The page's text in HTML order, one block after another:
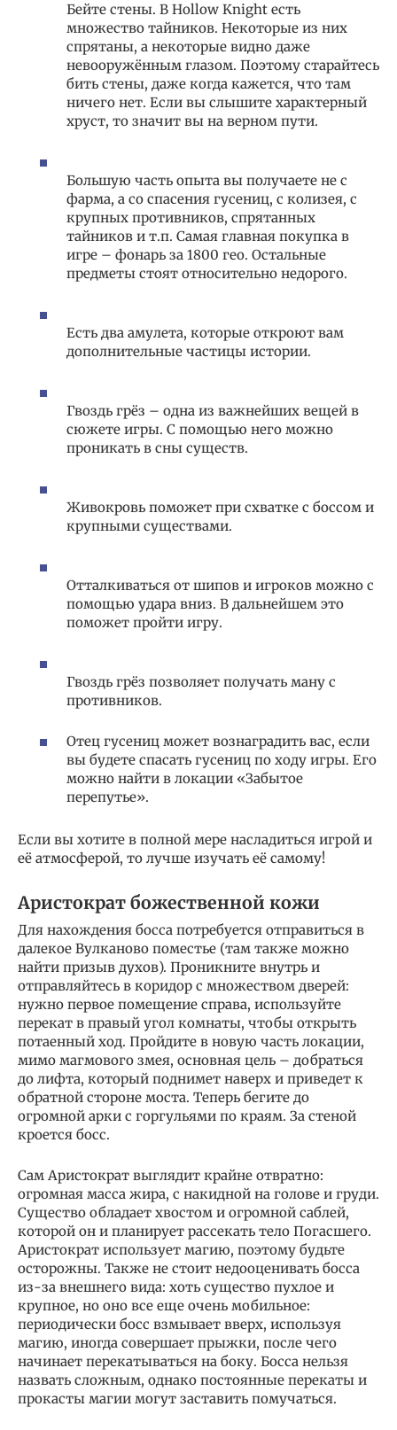
Бейте стены. В Hollow Knight есть
множество тайников. Некоторые из них
спрятаны, а некоторые видно даже
невооружённым глазом. Поэтому старайтесь
бить стены, даже когда кажется, что там
ничего нет. Если вы слышите характерный
хруст, то значит вы на верном пути.
Большую часть опыта вы получаете не с
фарма, а со спасения гусениц, с колизея, с
крупных противников, спрятанных
тайников и т.п. Самая главная покупка в
игре – фонарь за 1800 гео. Остальные
предметы стоят относительно недорого.
Есть два амулета, которые откроют вам
дополнительные частицы истории.
Гвоздь грёз – одна из важнейших вещей в
сюжете игры. С помощью него можно
проникать в сны существ.
Живокровь поможет при схватке с боссом и
крупными существами.
Отталкиваться от шипов и игроков можно с
помощью удара вниз. В дальнейшем это
поможет пройти игру.
Гвоздь грёз позволяет получать ману с
противников.
Отец гусениц может вознаградить вас, если
вы будете спасать гусениц по ходу игры. Его
можно найти в локации «Забытое
перепутье».
Если вы хотите в полной мере насладиться игрой и
её атмосферой, то лучше изучать её самому!
Аристократ божественной кожи
Для нахождения босса потребуется отправиться в
далекое Вулканово поместье (там также можно
найти призыв духов). Проникните внутрь и
отправляйтесь в коридор с множеством дверей:
нужно первое помещение справа, используйте
перекат в правый угол комнаты, чтобы открыть
потаенный ход. Пройдите в новую часть локации,
мимо магмового змея, основная цель – добраться
до лифта, который поднимет наверх и приведет к
обратной стороне моста. Теперь бегите до
огромной арки с горгульями по краям. За стеной
кроется босс.
Сам Аристократ выглядит крайне отвратно:
огромная масса жира, с накидной на голове и груди.
Существо обладает хвостом и огромной саблей,
которой он и планирует рассекать тело Погасшего.
Аристократ использует магию, поэтому будьте
осторожны. Также не стоит недооценивать босса
из-за внешнего вида: хоть существо пухлое и
крупное, но оно все еще очень мобильное:
периодически босс взмывает вверх, используя
магию, иногда совершает прыжки, после чего
начинает перекатываться на боку. Босса нельзя
назвать сложным, однако постоянные перекаты и
прокасты магии могут заставить помучаться.